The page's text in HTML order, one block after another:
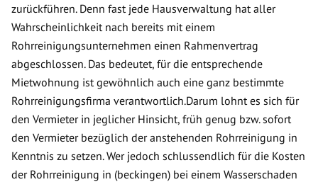
zurückführen. Denn fast jede Hausverwaltung hat aller
Wahrscheinlichkeit nach bereits mit einem
Rohrreinigungsunternehmen einen Rahmenvertrag
abgeschlossen. Das bedeutet, für die entsprechende
Mietwohnung ist gewöhnlich auch eine ganz bestimmte
Rohrreinigungsfirma verantwortlich.Darum lohnt es sich für
den Vermieter in jeglicher Hinsicht, früh genug bzw. sofort
den Vermieter bezüglich der anstehenden Rohrreinigung in
Kenntnis zu setzen. Wer jedoch schlussendlich für die Kosten
der Rohrreinigung in (beckingen) bei einem Wasserschaden